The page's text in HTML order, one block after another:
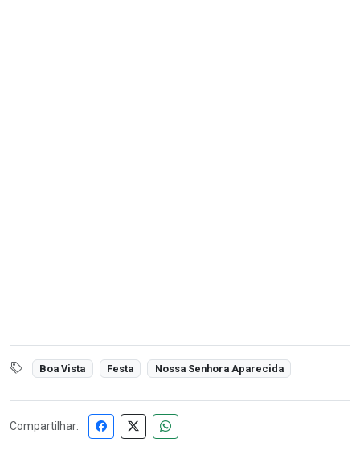
Boa Vista Festa Nossa Senhora Aparecida
Compartilhar: